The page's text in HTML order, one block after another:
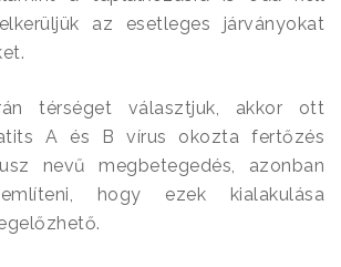
az esetleges járványokat
térséget választjuk, akkor ott
A és B vírus okozta fertőzés
nevű megbetegedés, azonban
hogy ezek kialakulása